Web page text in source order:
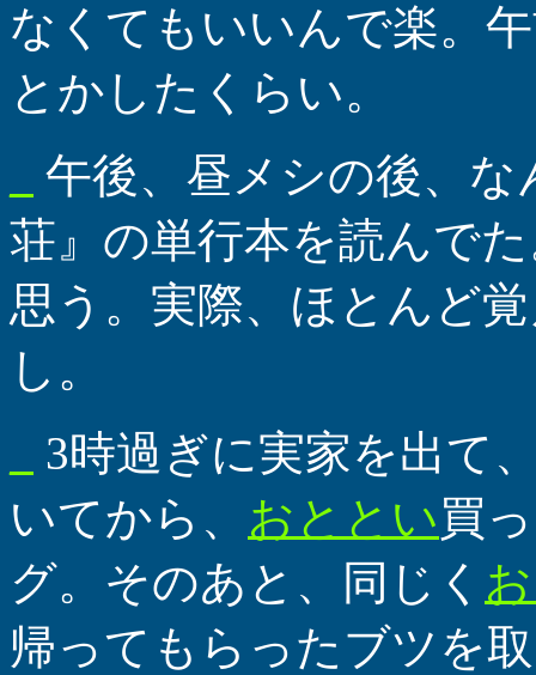
なくてもいいんで楽。
とかしたくらい。
午後、昼メシの後、
荘』の単行本を読んで
思う。実際、ほとんど
し。
3時過ぎに実家を出て
いてから、 おととい買
グ。そのあと、同じく
帰ってもらったブツを